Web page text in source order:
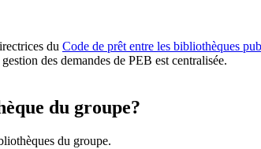
du Code de prêt entre les bibliothèques
des demandes de PEB est centralisée.
du groupe?
du groupe.